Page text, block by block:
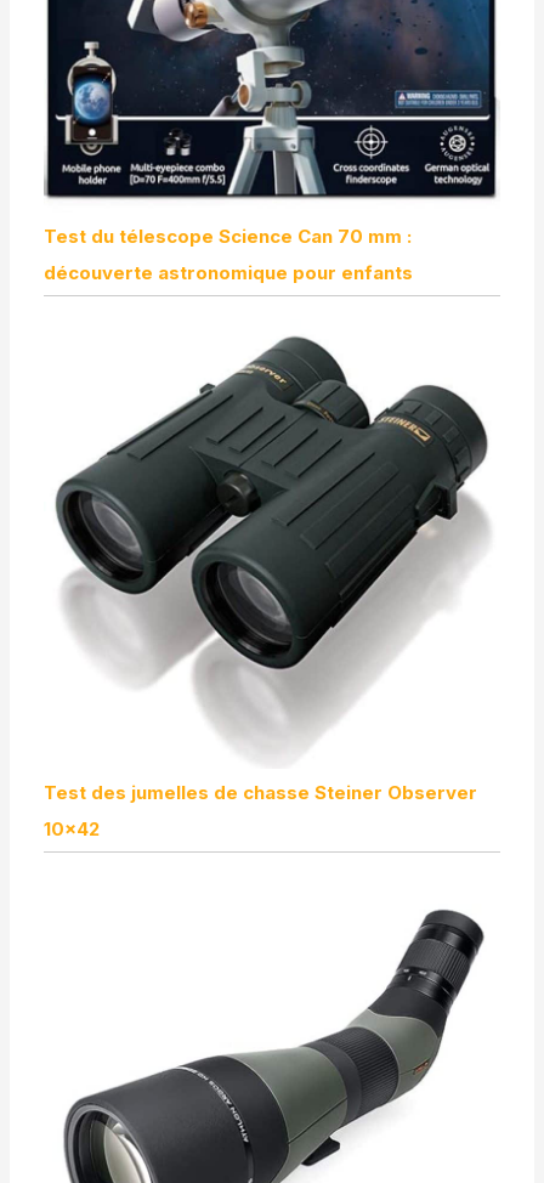
Test du télescope Science Can 70 mm :
découverte astronomique pour enfants
Test des jumelles de chasse Steiner Observer
10×42